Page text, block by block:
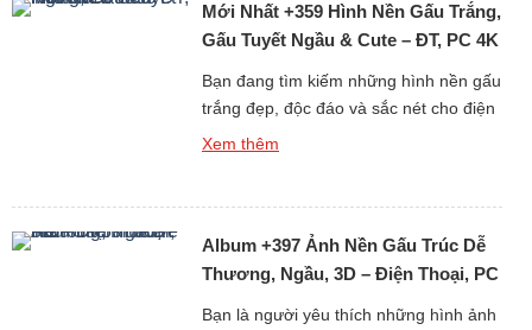
hoạt hình huyền thoại Brown […]
Mới Nhất +359 Hình Nền Gấu Trắng,
Gấu Tuyết Ngầu & Cute – ĐT, PC 4K
Bạn đang tìm kiếm những hình nền gấu
trắng đẹp, độc đáo và sắc nét cho điện
thoại hoặc máy tính? Bộ sưu tập mới
từ cái nhìn đầu tiên. Tại […]
Xem thêm
Album +397 Ảnh Nền Gấu Trúc Dễ
Thương, Ngầu, 3D – Điện Thoại, PC
Bạn là người yêu thích những hình ảnh